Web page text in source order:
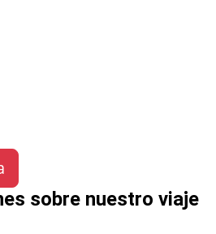
sobre nuestro viaje